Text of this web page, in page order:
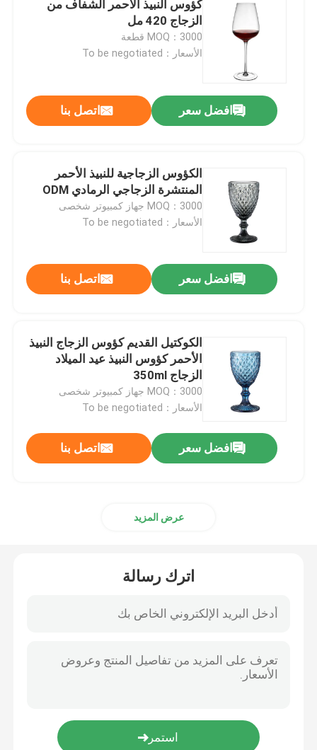
كؤوس النبيذ الأحمر الشفاف من
الزجاج 420 مل
MOQ：3000 قطعة
الأسعار：To be negotiated
افضل سعر اتصل بنا
الكؤوس الزجاجية للنبيذ الأحمر
المنتشرة الزجاجي الرمادي ODM
MOQ：3000 جهاز كمبيوتر شخصى
الأسعار：To be negotiated
افضل سعر اتصل بنا
الكوكتيل القديم كؤوس الزجاج النبيذ
الأحمر كؤوس النبيذ عيد الميلاد
الزجاج 350ml
MOQ：3000 جهاز كمبيوتر شخصى
الأسعار：To be negotiated
افضل سعر اتصل بنا
عرض المزيد
اترك رسالة